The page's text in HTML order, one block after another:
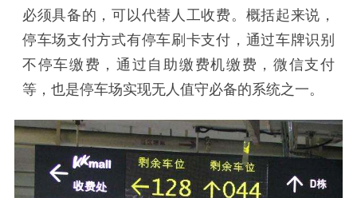
必须具备的，可以代替人工收费。概括起来说，
停车场支付方式有停车刷卡支付，通过车牌识别
不停车缴费，通过自助缴费机缴费，微信支付
等，也是停车场实现无人值守必备的系统之一。